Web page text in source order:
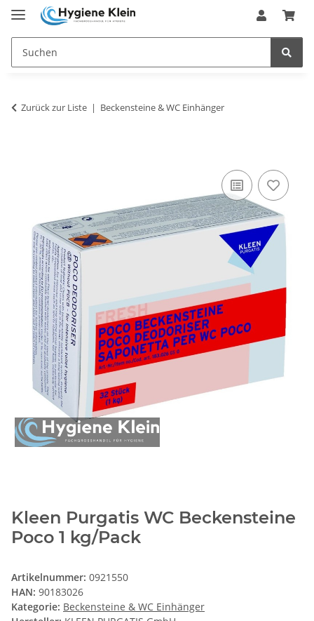
Zurück zur Liste Beckensteine & WC Einhänger
Kleen Purgatis WC Beckensteine
Poco 1 kg/Pack
Artikelnummer: 0921550
HAN: 90183026
Kategorie: Beckensteine & WC Einhänger